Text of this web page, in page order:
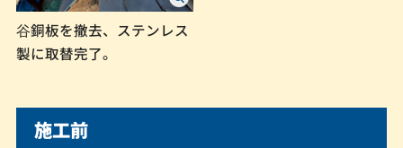
⾕銅板を撤去、ステンレス
製に取替完了。
施工前